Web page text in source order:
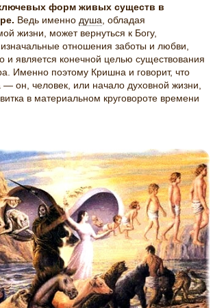
форм живых существ в
Ведь именно душа , обладая
жизни, может вернуться к Богу,
отношения заботы и любви,
и является конечной целью существования
Именно поэтому Кришна и говорит, что
— он, человек, или начало духовной жизни,
в материальном круговороте времени